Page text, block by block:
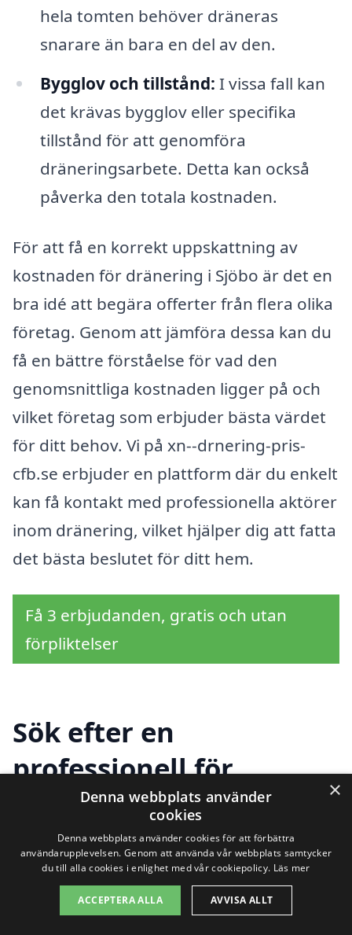
hela tomten behöver dräneras
snarare än bara en del av den.
Bygglov och tillstånd: I vissa fall kan
det krävas bygglov eller specifika
tillstånd för att genomföra
dräneringsarbete. Detta kan också
påverka den totala kostnaden.
För att få en korrekt uppskattning av
kostnaden för dränering i Sjöbo är det en
bra idé att begära offerter från flera olika
företag. Genom att jämföra dessa kan du
få en bättre förståelse för vad den
genomsnittliga kostnaden ligger på och
vilket företag som erbjuder bästa värdet
för ditt behov. Vi på xn--drnering-pris-
cfb.se erbjuder en plattform där du enkelt
kan få kontakt med professionella aktörer
inom dränering, vilket hjälper dig att fatta
det bästa beslutet för ditt hem.
Få 3 erbjudanden, gratis och utan
förpliktelser
Sök efter en
professionell för
dränering i andra
städer nära Sjöbo
Att hitta rätt hjälp för dränering i Sjöbo
×
Denna webbplats använder
cookies
Denna webbplats använder cookies för att förbättra
användarupplevelsen. Genom att använda vår webbplats samtycker
du till alla cookies i enlighet med vår cookiepolicy. Läs mer
ACCEPTERA ALLA AVVISA ALLT